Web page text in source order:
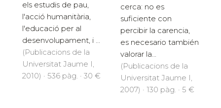
els estudis de pau,
l'acció humanitària,
l'educació per al
desenvolupament, i ...
(Publicacions de la
Universitat Jaume I,
2010) · 536 pàg. · 30 €
cerca: no es
suficiente con
percibir la carencia,
es necesario también
valorar la...
(Publicacions de la
Universitat Jaume I,
2007) · 130 pàg. · 5 €